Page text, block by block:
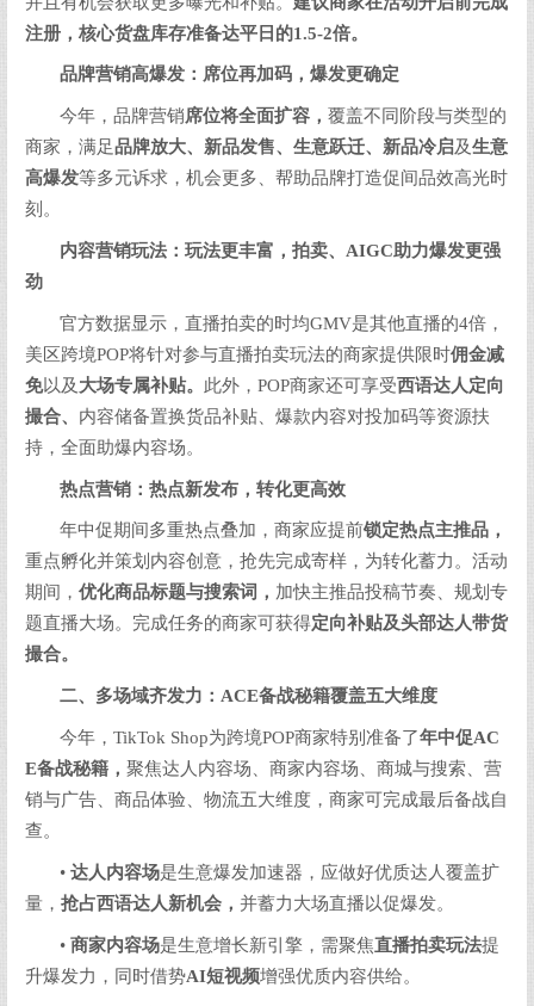
注册，核心货盘库存准备达平日的1.5-2倍。
品牌营销高爆发：席位再加码，爆发更确定
今年，品牌营销席位将全面扩容，覆盖不同阶段与类型的
商家，满足品牌放大、新品发售、生意跃迁、新品冷启及生意
高爆发等多元诉求，机会更多、帮助品牌打造促间品效高光时
刻。
内容营销玩法：玩法更丰富，拍卖、 AIGC 助力爆发更强
劲
官方数据显示，直播拍卖的时均GMV是其他直播的4倍，
美区跨境POP将针对参与直播拍卖玩法的商家提供限时佣金减
免以及 大场专属补贴。 此外，POP商家还可享受西语达人定向
撮合、 内容储备置换货品补贴、爆款内容对投加码等资源扶
持，全面助爆内容场。
热点营销：热点新发布，转化更高效
年中促期间多重热点叠加，商家应提前锁定热点主推品，
重点孵化并策划内容创意，抢先完成寄样，为转化蓄力。活动
期间， 优化商品标题与搜索词， 加快主推品投稿节奏、规划专
题直播大场。完成任务的商家可获得定向补贴及头部达人带货
撮合。
二、多场域齐发力：ACE备战秘籍覆盖五大维度
今年，TikTok Shop为跨境POP商家特别准备了年中促AC
E备战秘籍， 聚焦达人内容场、商家内容场、商城与搜索、营
销与广告、商品体验、物流五大维度，商家可完成最后备战自
查。
•达人内容场是生意爆发加速器，应做好优质达人覆盖扩
量， 抢占西语达人新机会， 并蓄力大场直播以促爆发。
•商家内容场是生意增长新引擎，需聚焦直播拍卖玩法提
升爆发力，同时借势AI短视频增强优质内容供给。